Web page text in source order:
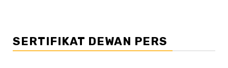
SERTIFIKAT DEWAN PERS